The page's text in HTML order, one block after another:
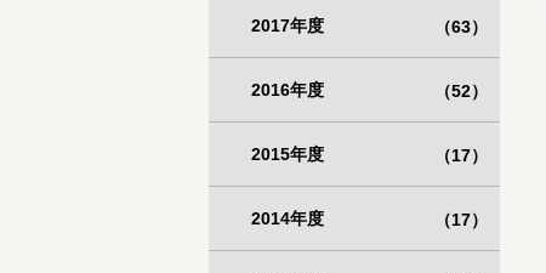
2017年度 （63）
2016年度 （52）
2015年度 （17）
2014年度 （17）